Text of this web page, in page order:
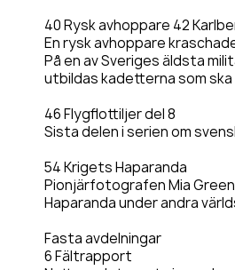
40 Rysk avhoppare 42
En rysk avhoppare
På en av Sveriges äldsta
utbildas kadetterna som
46 Flygflottiljer del 8
Sista delen i serien om
54 Krigets Haparanda
Pionjärfotografen Mia
Haparanda under andra
Fasta avdelningar
6 Fältrapport